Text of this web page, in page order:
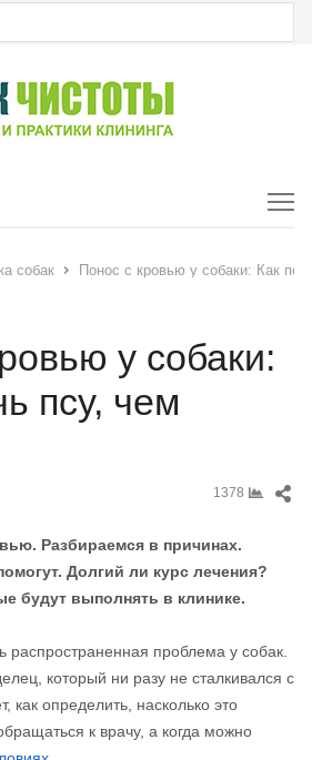
собак Понос с кровью у собаки: Как
у собаки:
псу, чем
1378
Разбираемся в причинах.
Долгий ли курс лечения?
будут выполнять в клинике.
распространенная проблема у собак.
который ни разу не сталкивался с
как определить, насколько это
к врачу, а когда можно